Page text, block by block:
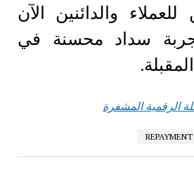
والدائنين الآن
سداد محسنة في
الرقمية المشفرة
REPAYMENT